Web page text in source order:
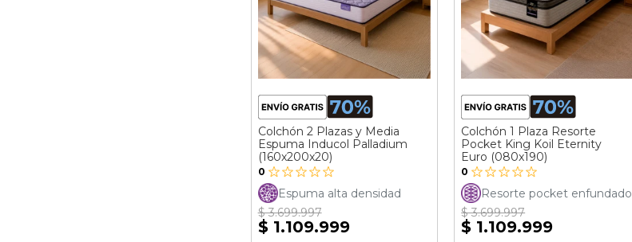
Colchón 2 Plazas y Media
Espuma Inducol Palladium
(160x200x20)
0
Espuma alta densidad
$ 3.699.997
$ 1.109.999
Colchón 1 Plaza Resorte
Pocket King Koil Eternity
Euro (080x190)
0
Resorte pocket enfundado
$ 3.699.997
$ 1.109.999